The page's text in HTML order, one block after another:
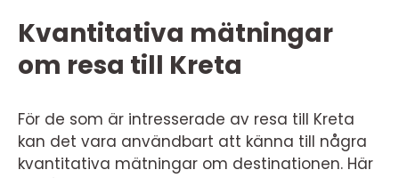
Kvantitativa mätningar
om resa till Kreta
För de som är intresserade av resa till Kreta
kan det vara användbart att känna till några
kvantitativa mätningar om destinationen. Här